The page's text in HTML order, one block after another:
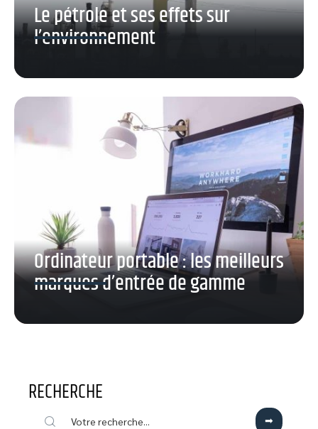
Le pétrole et ses effets sur
l’environnement
Ordinateur portable : les meilleurs
marques d’entrée de gamme
RECHERCHE